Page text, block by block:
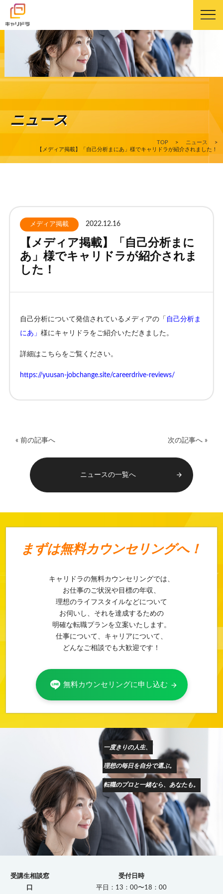
ニュース
TOP > ニュース
>
【メディア掲載】「自己分析まにあ」様でキャリドラが紹介されました！
メディア掲載 2022.12.16
【メディア掲載】「自己分析まに
あ」様でキャリドラが紹介されま
した！
自己分析について発信されているメディアの「 自己分析ま
にあ 」 様に キャリドラをご紹介いただきました。
詳細はこちらをご覧ください。
https://yuusan-jobchange.site/careerdrive-reviews/
« 前の記事へ 次の記事へ »
ニュースの一覧へ arrow_forward
まずは無料カウンセリングへ！
キャリドラの無料カウンセリングでは、
お仕事のご状況や目標の年収、
理想のライフスタイルなどについて
お伺いし、それを達成するための
明確な転職プランを立案いたします。
仕事について、キャリアについて、
どんなご相談でも大歓迎です！
無料カウンセリングに申し込む arrow_forward
一度きりの人生、
理想の毎日を自分で選ぶ。
転職のプロと一緒なら、あなたも。
受講生相談窓
口
受付日時
平日：13：00〜18：00
キャリドラについて
コース・カリキュラム
受講生の声
ニュース
お客様相談窓口
キャリアチェンジ関連情報
お問い合わせ